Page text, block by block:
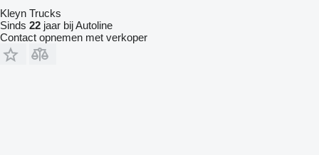
Kleyn Trucks
Sinds 22 jaar bij Autoline
Contact opnemen met verkoper